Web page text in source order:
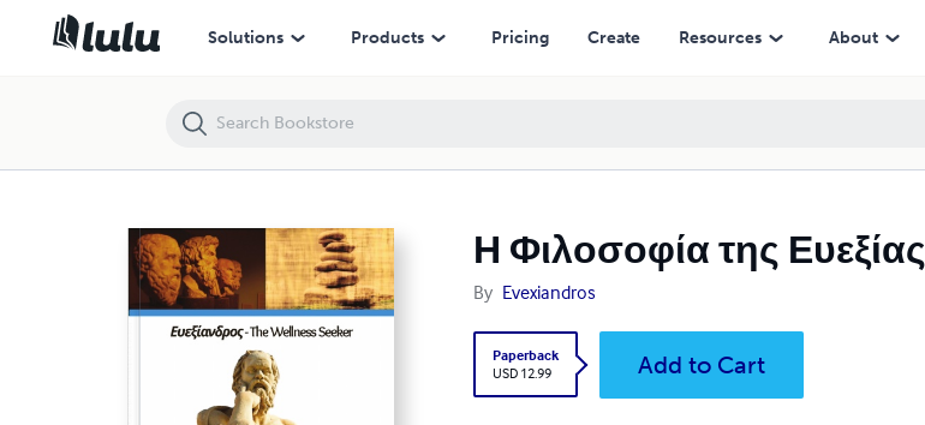
Solutions Products Pricing Create Resources About
Η Φιλοσοφία της Ευεξίας
By Evexiandros
Paperback
USD 12.99
Add to Cart
Η Φιλοσοφία της Ευεξίας